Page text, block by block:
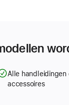
Alle handleidingen
accessoires